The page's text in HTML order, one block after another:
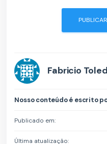
Fabricio
Nosso conteúdo é escrito
Publicado em:
Última atualização: